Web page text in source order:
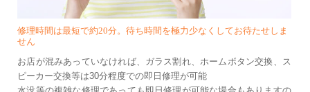
修理時間は最短で約20分。待ち時間を極力少なくしてお待たせしま
せん
お店が混みあっていなければ、ガラス割れ、ホームボタン交換、ス
ピーカー交換等は30分程度での即日修理が可能